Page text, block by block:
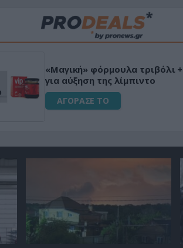
«Μαγική» φόρμουλα τριβόλι +
για αύξηση της λίμπιντο
ΑΓΟΡΑΣΕ ΤΟ